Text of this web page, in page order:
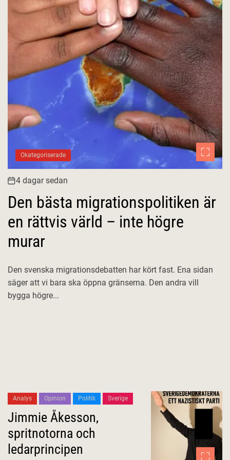
Okategoriserade
4 dagar sedan
Den bästa migrationspolitiken är
en rättvis värld – inte högre
murar
Den svenska migrationsdebatten har kört fast. Ena sidan
säger att vi bara ska öppna gränserna. Den andra vill
bygga högre...
Analys Opinion Politik Sverige
Jimmie Åkesson,
spritnotorna och
ledarprincipen